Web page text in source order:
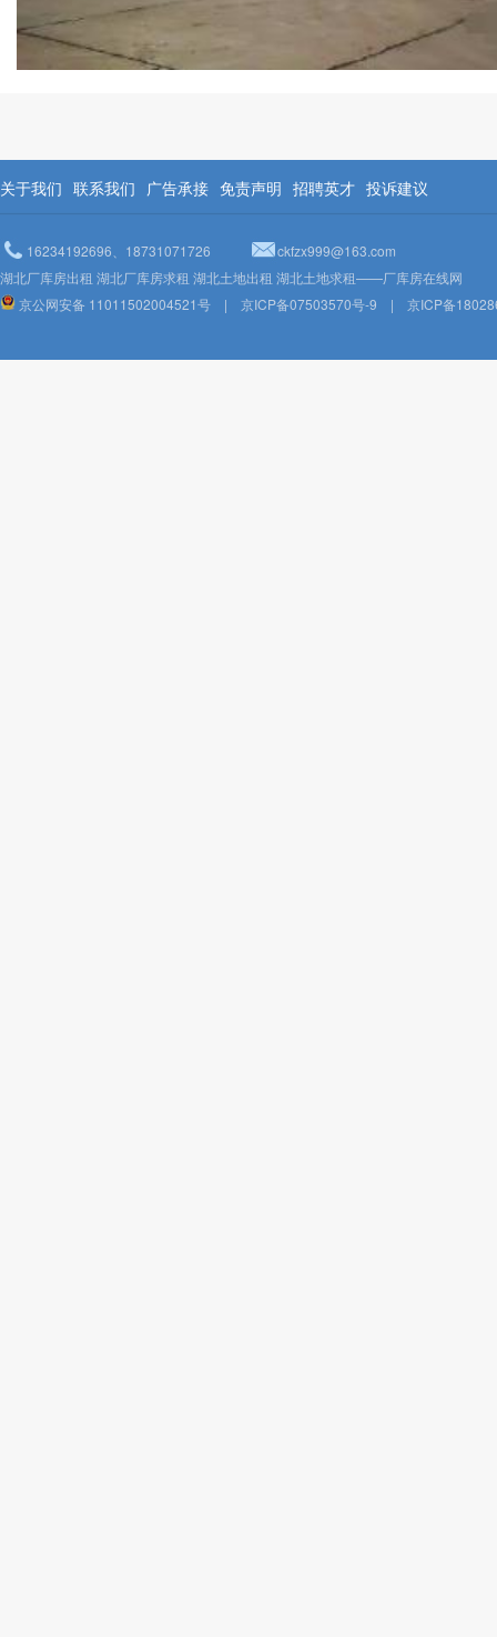
关于我们 联系我们 广告承接 免责声明 招聘英才 投诉建议
16234192696、18731071726
ckfzx999@163.com
湖北厂库房出租 湖北厂库房求租 湖北土地出租 湖北土地求租——厂库房在线网
京公网安备 11011502004521号 | 京ICP备07503570号-9 | 京ICP备